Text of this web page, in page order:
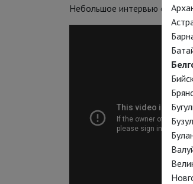
Небольшое интервью с